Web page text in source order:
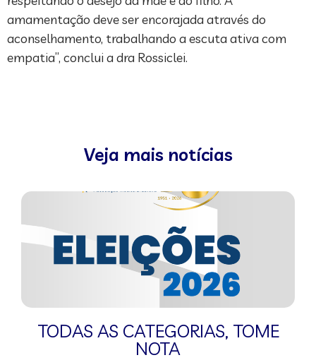
amamentação deve ser encorajada através do
aconselhamento, trabalhando a escuta ativa com
empatia”, conclui a dra Rossiclei.
Veja mais notícias
TODAS AS CATEGORIAS, TOME
NOTA